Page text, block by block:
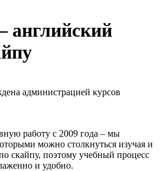
английский
работу с 2009 года – мы
можно столкнуться изучая и
скайпу, поэтому учебный процесс
и удобно.